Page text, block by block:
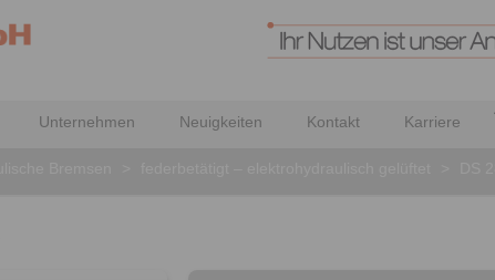
Unternehmen Neuigkeiten Kontakt Karriere